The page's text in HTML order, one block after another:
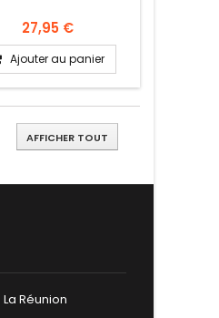
27,95 €
Ajouter au panier
AFFICHER TOUT
Réunion